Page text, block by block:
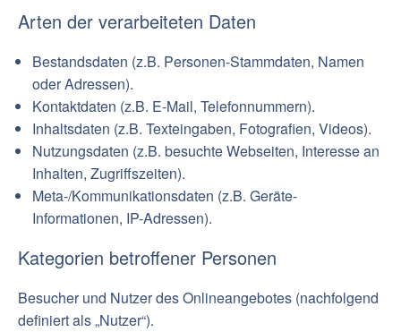
Arten der verarbeiteten Daten
Bestandsdaten (z.B. Personen-Stammdaten, Namen
oder Adressen).
Kontaktdaten (z.B. E-Mail, Telefonnummern).
Inhaltsdaten (z.B. Texteingaben, Fotografien, Videos).
Nutzungsdaten (z.B. besuchte Webseiten, Interesse an
Inhalten, Zugriffszeiten).
Meta-/Kommunikationsdaten (z.B. Geräte-
Informationen, IP-Adressen).
Kategorien betroffener Personen
Besucher und Nutzer des Onlineangebotes (nachfolgend
definiert als „Nutzer“).